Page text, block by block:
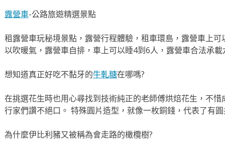
露營車-公路旅遊精選景點
租露營車玩秘境景點，露營行程體驗，租車環島，露營車上
以吹暖氣，露營車自排，車上可以睡4到6人，露營車合法承載
想知道真正好吃不黏牙的牛軋糖在哪嗎?
在挑選花生時也用心尋找到技術純正的老師傅烘焙花生，不
行家們讚不絕口。 特殊圓片造型，就像一枚銅錢，代表了有
為什麼伊比利豬又被稱為會走路的橄欖樹?